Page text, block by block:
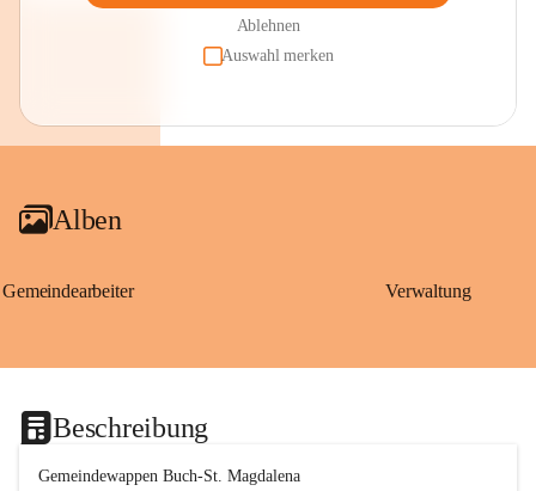
Ablehnen
Auswahl merken
Alben
Gemeindearbeiter Verwaltung
Beschreibung
Gemeindewappen Buch-St. Magdalena